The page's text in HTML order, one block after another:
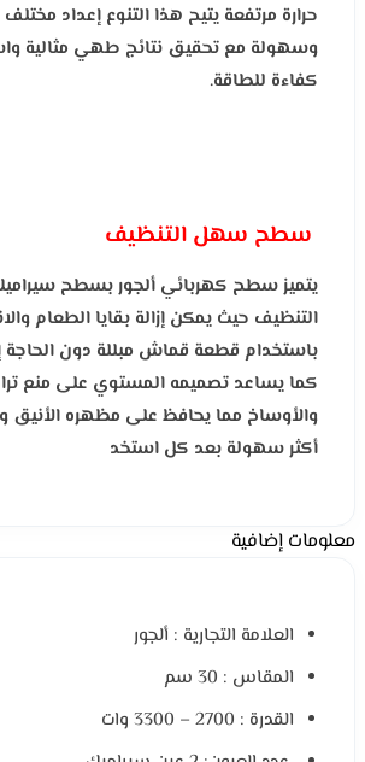
حرارة مرتفعة يتيح هذا التنوع إعداد
وسهولة مع تحقيق نتائج طهي مثالية
كفاءة للطاقة.
سطح سهل التنظيف
يتميز سطح كهربائي ألجور بسطح
التنظيف حيث يمكن إزالة بقايا الطعام
باستخدام قطعة قماش مبللة دون
كما يساعد تصميمه المستوي على منع
والأوساخ مما يحافظ على مظهره الأنيق
أكثر سهولة بعد كل استخد
معلومات إضافية
العلامة التجارية : ألجور
المقاس : 30 سم
القدرة : 2700 – 3300 وات